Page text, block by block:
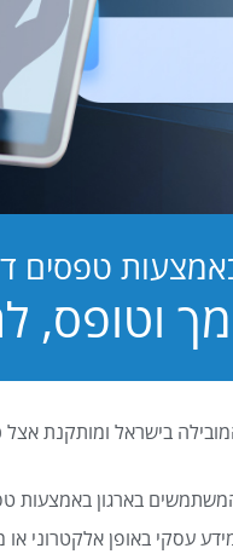
טפסים
בארגון באמצעות
עסקי באופן אלקטרוני או